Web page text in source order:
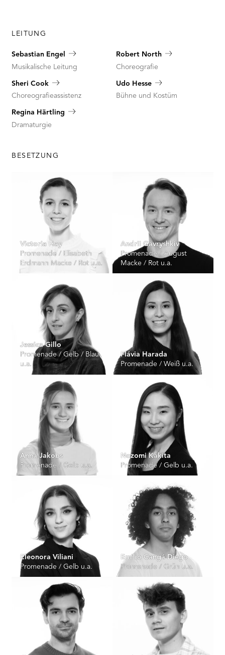
LEITUNG
Sebastian Engel
Musikalische Leitung
Robert North
Choreografie
Sheri Cook
Choreografieassistenz
Udo Hesse
Bühne und Kostüm
Regina Härtling
Dramaturgie
BESETZUNG
Victoria Hay
Promenade / Elisabeth
Erdmann Macke / Rot u.a.
Andrii Gavryshkiv
Promenade / August
Macke / Rot u.a.
Jessica Gillo
Promenade / Gelb / Blau
u.a.
Flávia Harada
Promenade / Weiß u.a.
Anna Jakobs
Promenade / Gelb u.a.
Nozomi Kakita
Promenade / Gelb u.a.
Eleonora Viliani
Promenade / Gelb u.a.
Emilio Cangá Diego
Promenade / Grün u.a.